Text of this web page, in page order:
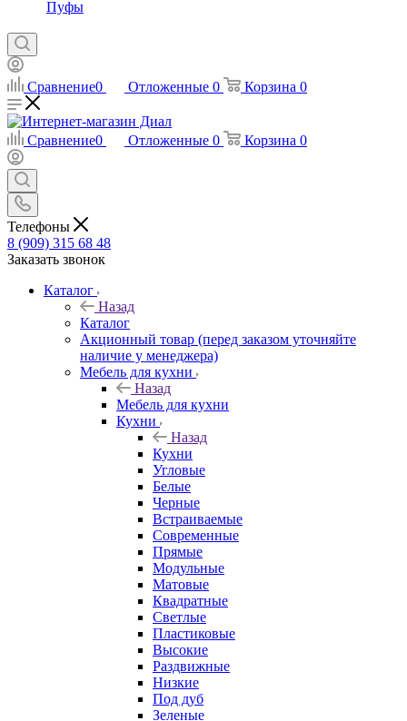
Пуфы
Сравнение0 Отложенные 0 Корзина 0
Сравнение0 Отложенные 0 Корзина 0
Телефоны
8 (909) 315 68 48
Заказать звонок
Каталог
Назад
Каталог
Акционный товар (перед заказом уточняйте
наличие у менеджера)
Мебель для кухни
Назад
Мебель для кухни
Кухни
Назад
Кухни
Угловые
Белые
Черные
Встраиваемые
Современные
Прямые
Модульные
Матовые
Квадратные
Светлые
Пластиковые
Высокие
Раздвижные
Низкие
Под дуб
Зеленые